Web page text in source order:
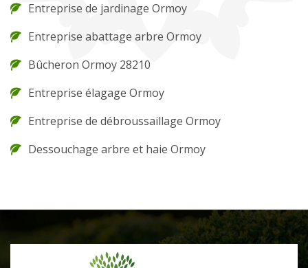
Entreprise de jardinage Ormoy
Entreprise abattage arbre Ormoy
Bûcheron Ormoy 28210
Entreprise élagage Ormoy
Entreprise de débroussaillage Ormoy
Dessouchage arbre et haie Ormoy